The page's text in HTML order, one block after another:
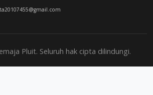
Pluit. Seluruh hak cipta dilindungi.